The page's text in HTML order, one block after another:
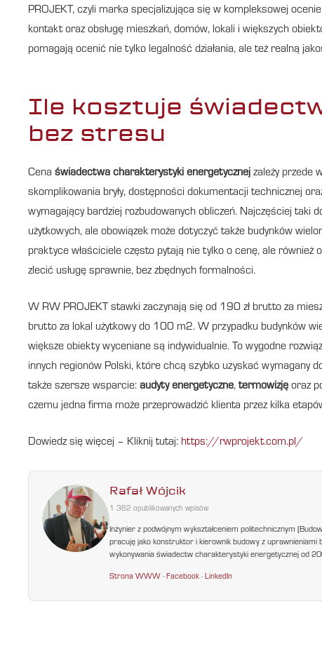
PROJEKT, czyli marka specjalizująca się w kompleksowej
kontakt oraz obsługę mieszkań, domów, lokali i większych
pomagają ocenić nie tylko legalność działania, ale też realną
Ile kosztuje
bez stresu
Cena świadectwa charakterystyki energetycznej zależy przede
skomplikowania bryły, dostępności dokumentacji technicznej
wymagający bardziej rozbudowanych obliczeń. Najczęściej taki
użytkowych, ale obowiązek może dotyczyć także budynków
praktyce właściciele często pytają nie tylko o cenę, ale również
zlecić usługę sprawnie, bez zbędnych formalności.
W RW PROJEKT stawki zaczynają się od 190 zł brutto za
brutto za lokal użytkowy do 100 m2. W przypadku budynków
większe obiekty wyceniane są indywidualnie. To wygodne
innych regionów Polski, które chcą szybko uzyskać wymagany
także szersze wsparcie: audyty energetyczne, termowizję oraz
czemu jedna firma może przeprowadzić klienta przez kilka
Dowiedz się więcej – Kliknij tutaj: https://rwprojekt.com.pl/
Rafał Wójcik
1 362 opublikowanych wpisów
Inżynier z podwójnym wykształceniem politechnicznym
pracuję jako konstruktor i kierownik budowy z uprawnieniami
wykonywania świadectw charakterystyki energetycznej od
Strona WWW ·Facebook ·LinkedIn